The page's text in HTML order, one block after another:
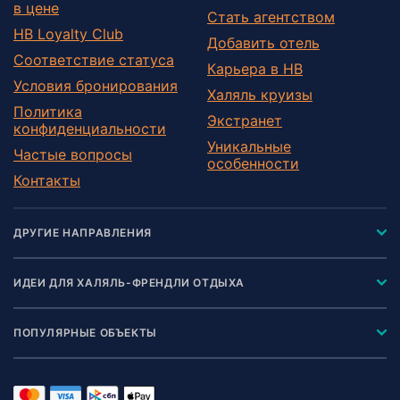
Predappio
Premilcuore
Reggiolo
San Benedetto Val di Sambro
San Giorgio di Piano
San Leo
Sassuolo
Savignano sul Panaro
Sissa Trecasali
Traversetolo
в цене
HB Loyalty Club
Соответствие статуса
Условия бронирования
Политика
конфиденциальности
Частые вопросы
Контакты
Стать агентством
Добавить отель
Карьера в HB
Халяль круизы
Экстранет
Уникальные
особенности
ДРУГИЕ НАПРАВЛЕНИЯ
ИДЕИ ДЛЯ ХАЛЯЛЬ-ФРЕНДЛИ ОТДЫХА
ПОПУЛЯРНЫЕ ОБЪЕКТЫ